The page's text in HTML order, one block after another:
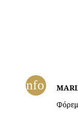
info